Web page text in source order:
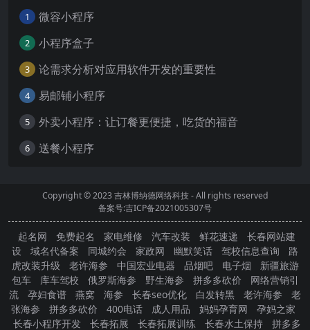
1 微容小程序
2 小程序盒子
3 论需求分析对应用软件开发的重要性
4 易邮铺小程序
5 外卖小程序：让订餐更便捷，吃货的福音
6 送餐小程序
Copyright © 2023吉林博纳德网络科技- All rights reserved
备案号:吉ICP备2021005307号
起名网 免费起名 家电维修 汽车改装 鲜花速递
长春网站建
设
域名代备案 同城约会 家政网 幽默笑话 驾校信息查询
路
虎改装升级
老许海参 中国宏业电器 品烟吧 电子烟
新疆旅游
包车
库车驾校 俄罗斯海参 野生海参 拼多多砍价
网络营销引
流
孕妇食谱 燕窝 海参 长春seo优化 白发转黑 老许海参
老
张海参
拼多多砍价 400电话 成人用品 妈妈孕育网
孕妈之家
长春小程序开发
长春拓展 长春拓展训练 长春水土保持 拼多多